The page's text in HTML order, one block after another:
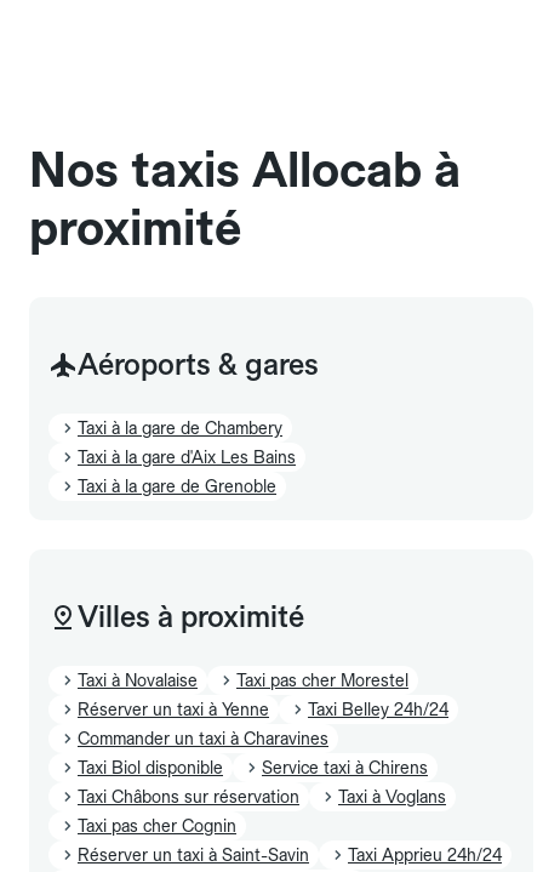
Nos taxis Allocab à
proximité
Aéroports & gares
Taxi à la gare de Chambery
Taxi à la gare d'Aix Les Bains
Taxi à la gare de Grenoble
Villes à proximité
Taxi à Novalaise
Taxi pas cher Morestel
Réserver un taxi à Yenne
Taxi Belley 24h/24
Commander un taxi à Charavines
Taxi Biol disponible
Service taxi à Chirens
Taxi Châbons sur réservation
Taxi à Voglans
Taxi pas cher Cognin
Réserver un taxi à Saint-Savin
Taxi Apprieu 24h/24